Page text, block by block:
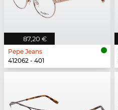
87,20 €
Pepe Jeans
412062 - 401